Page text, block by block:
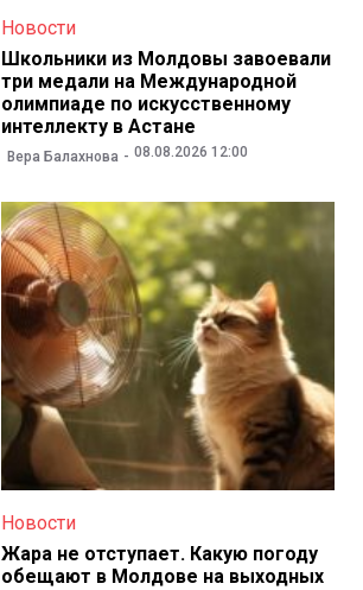
Новости
Школьники из Молдовы завоевали
три медали на Международной
олимпиаде по искусственному
интеллекту в Астане
Вера Балахнова 08.08.2026 12:00
Новости
Жара не отступает. Какую погоду
обещают в Молдове на выходных